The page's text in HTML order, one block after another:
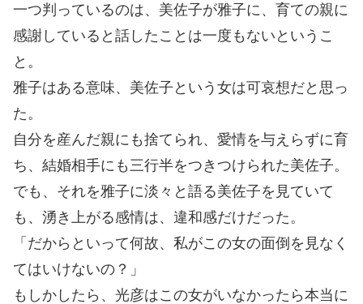
一つ判っているのは、美佐子が雅子に、育ての親に
感謝していると話したことは一度もないというこ
と。
雅子はある意味、美佐子という女は可哀想だと思っ
た。
自分を産んだ親にも捨てられ、愛情を与えらずに育
ち、結婚相手にも三行半をつきつけられた美佐子。
でも、それを雅子に淡々と語る美佐子を見ていて
も、湧き上がる感情は、違和感だけだった。
「だからといって何故、私がこの女の面倒を見なく
てはいけないの？」
もしかしたら、光彦はこの女がいなかったら本当に